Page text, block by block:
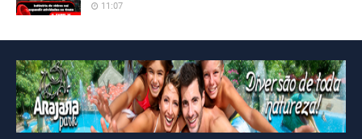
11:07